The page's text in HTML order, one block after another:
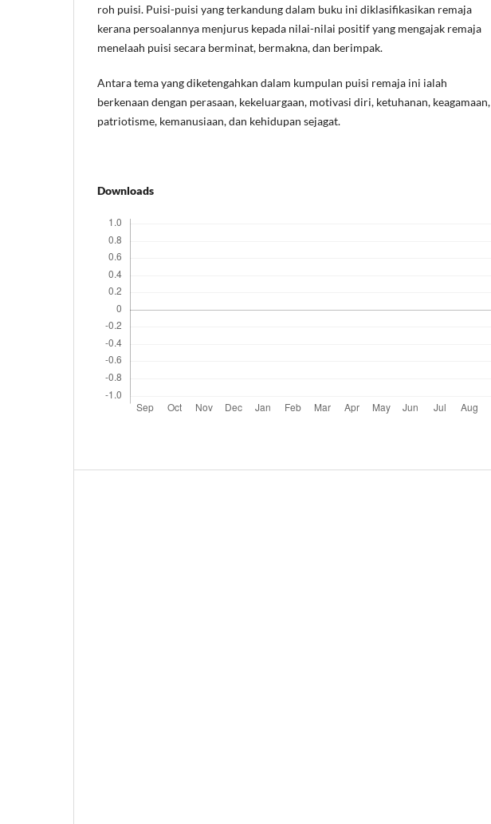
roh puisi. Puisi-puisi yang terkandung dalam buku ini diklasifikasikan remaja
kerana persoalannya menjurus kepada nilai-nilai positif yang mengajak remaja
menelaah puisi secara berminat, bermakna, dan berimpak.
Antara tema yang diketengahkan dalam kumpulan puisi remaja ini ialah
berkenaan dengan perasaan, kekeluargaan, motivasi diri, ketuhanan, keagamaan,
patriotisme, kemanusiaan, dan kehidupan sejagat.
Downloads